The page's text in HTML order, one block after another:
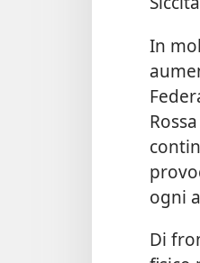
In
ogni
Di